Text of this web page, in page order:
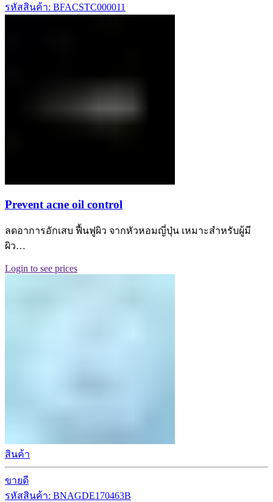
รหัสสินค้า: BFACSTC000011
Prevent acne oil control
ลดอาการอักเสบ ฟื้นฟูผิว จากหัวหอมญี่ปุ่น เหมาะสำหรับผู้มี
ผิว…
Login to see prices
สินค้า
ขายดี
รหัสสินค้า: BNAGDE170463B